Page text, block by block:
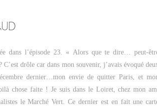
dans l’épisode 23. « Alors que te dire… peut-
drôle car dans mon souvenir, j’avais évoqué
dernier…mon envie de quitter Paris, et
chose faite ! Je suis dans le Loiret, chez mon
le Marché Vert. Ce dernier est en fait une